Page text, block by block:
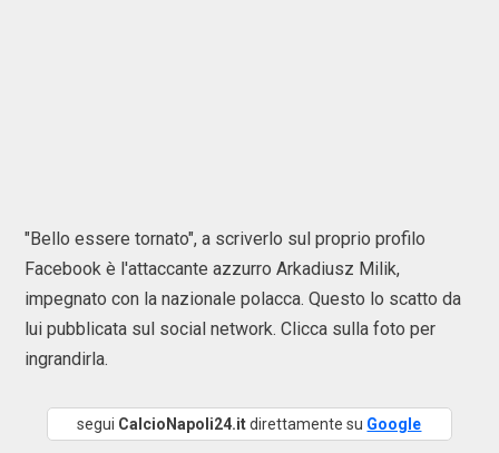
"Bello essere tornato", a scriverlo sul proprio profilo
Facebook è l'attaccante azzurro Arkadiusz Milik,
impegnato con la nazionale polacca. Questo lo scatto da
lui pubblicata sul social network. Clicca sulla foto per
ingrandirla.
segui CalcioNapoli24.itdirettamente su Google